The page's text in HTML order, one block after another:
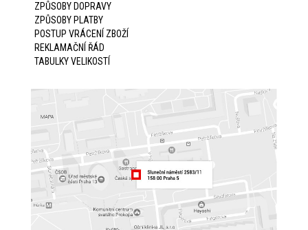
ZPŮSOBY DOPRAVY
ZPŮSOBY PLATBY
POSTUP VRÁCENÍ ZBOŽÍ
REKLAMAČNÍ ŘÁD
TABULKY VELIKOSTÍ